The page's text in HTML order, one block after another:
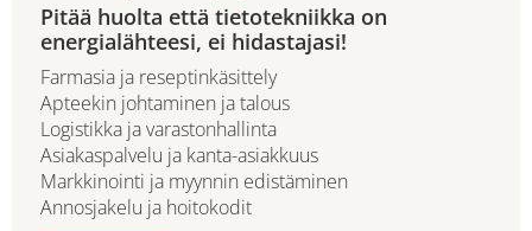
Pitää huolta että tietotekniikka on
energialähteesi, ei hidastajasi!
Farmasia ja reseptinkäsittely
Apteekin johtaminen ja talous
Logistikka ja varastonhallinta
Asiakaspalvelu ja kanta-asiakkuus
Markkinointi ja myynnin edistäminen
Annosjakelu ja hoitokodit